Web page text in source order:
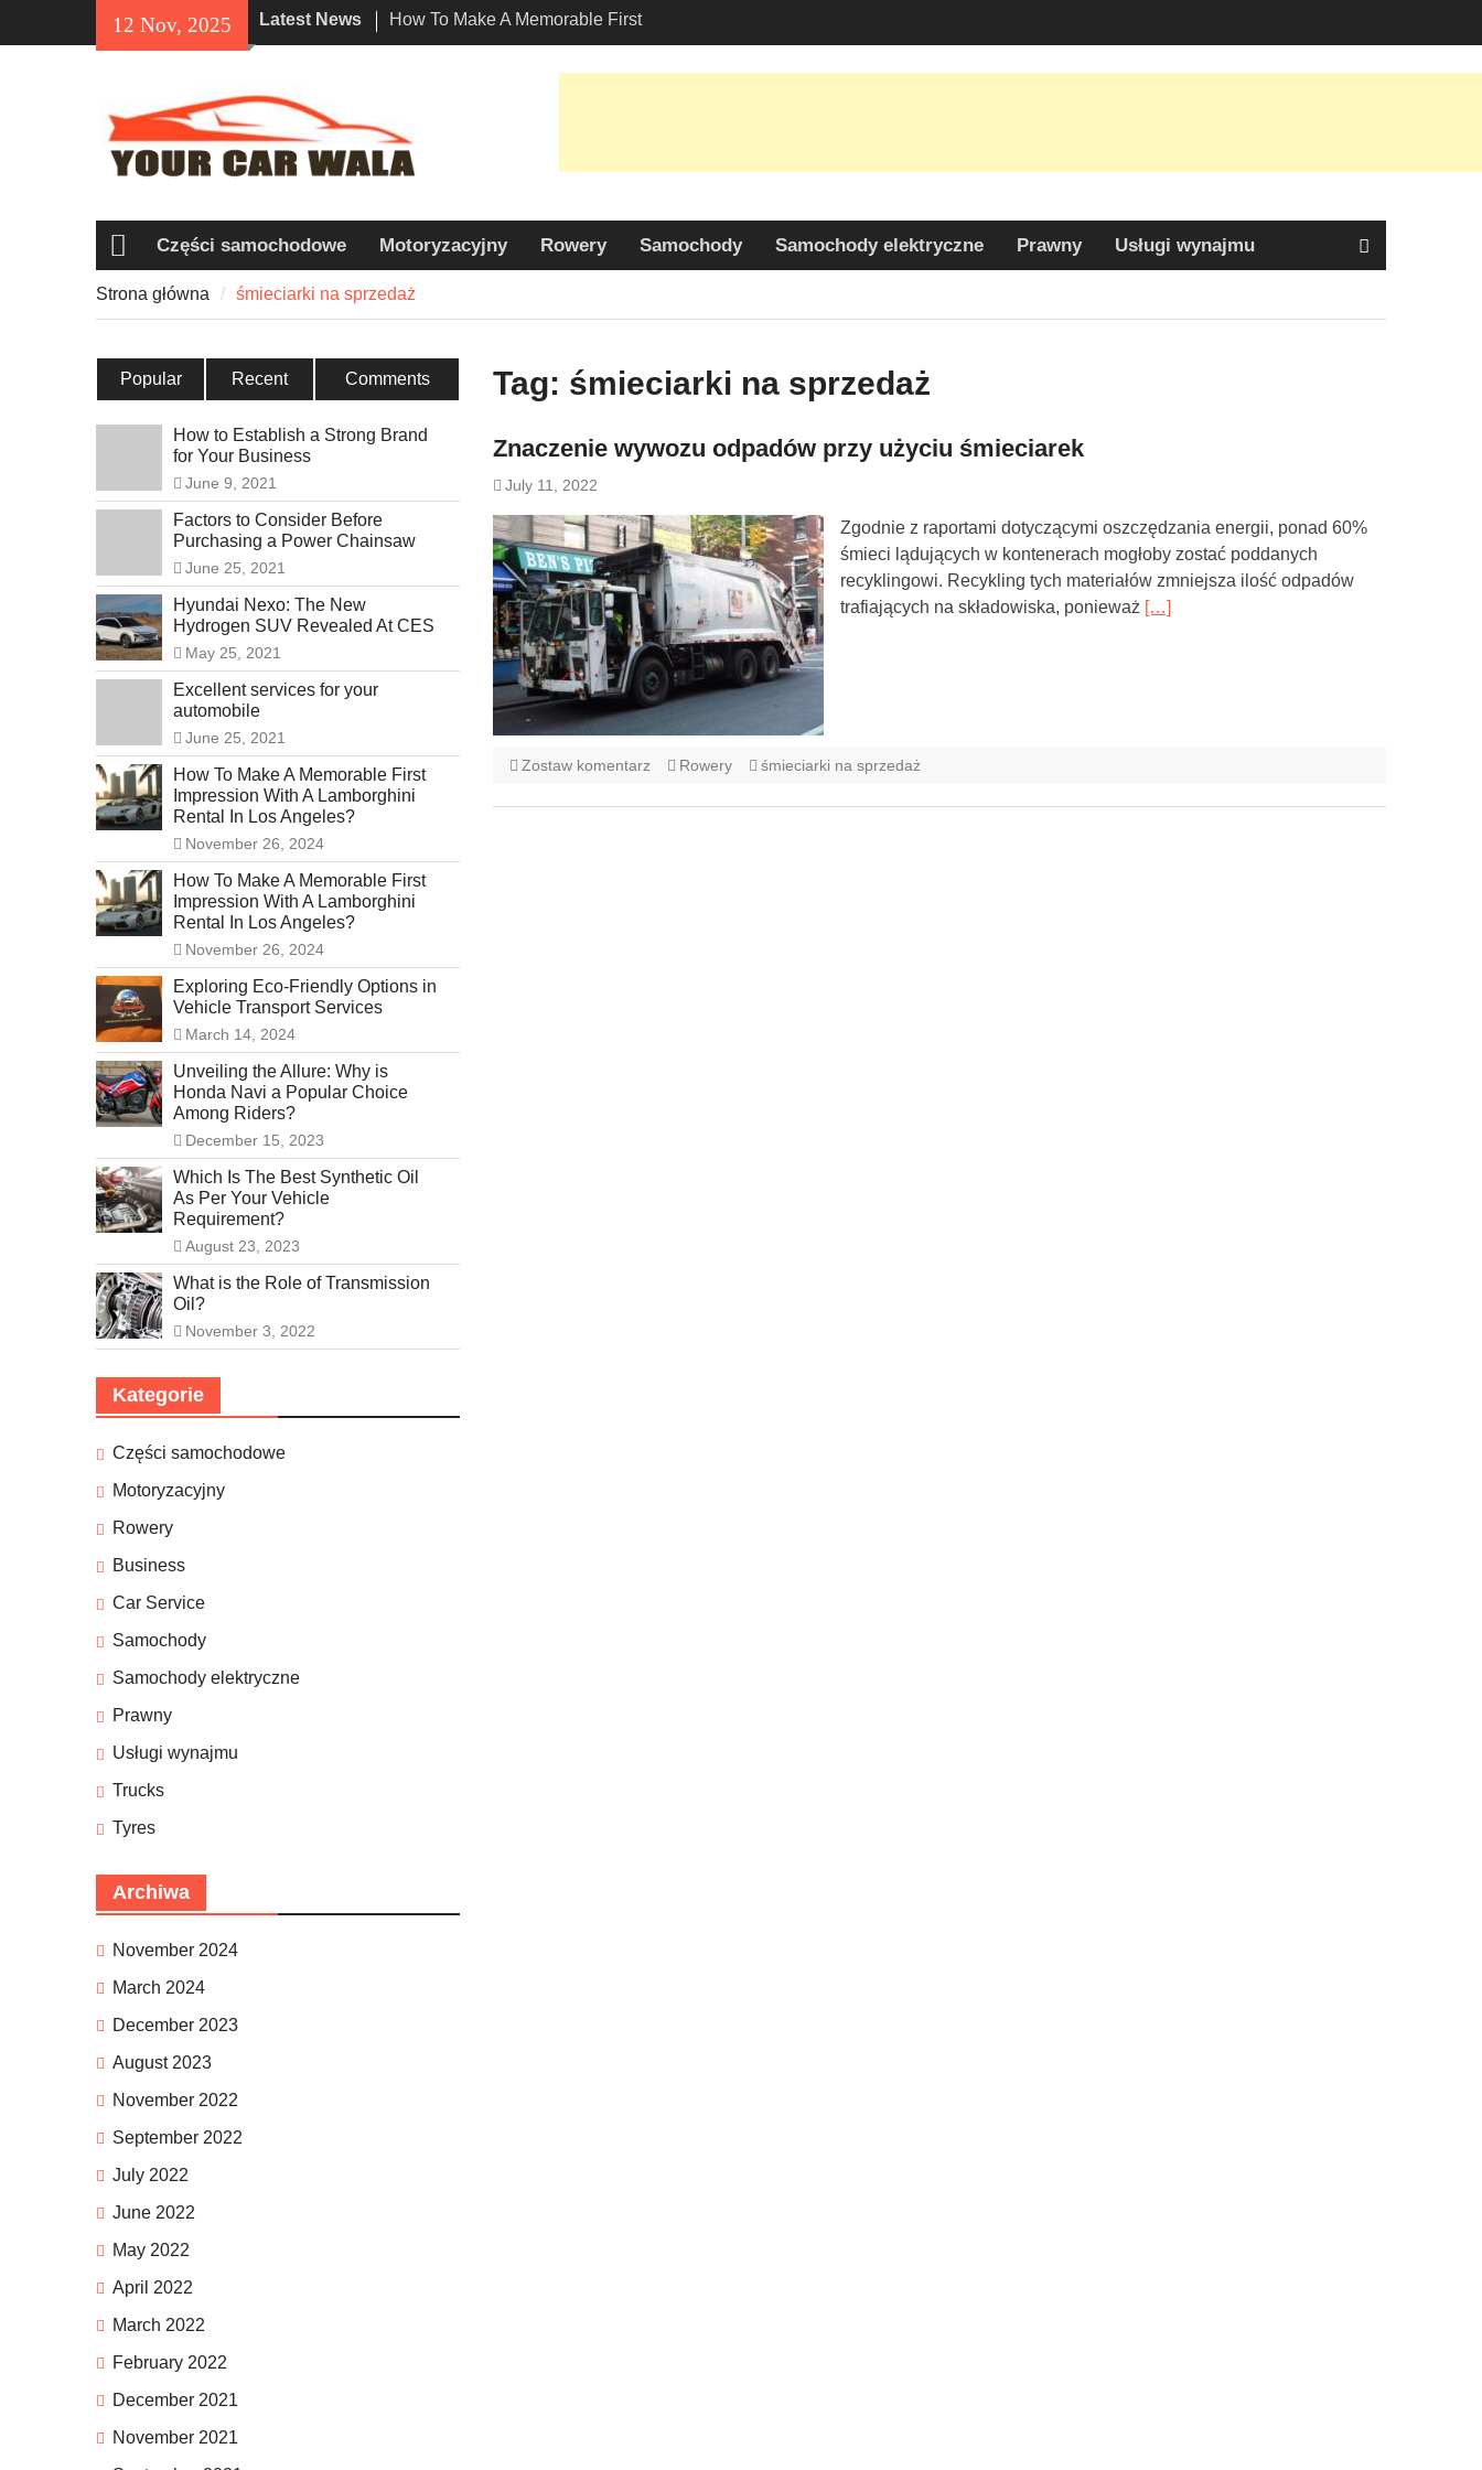
12 Nov, 2025 Latest News
How To Make A Memorable First
Impression With A Lamborghini
Rental In Los Angeles?
Unveiling the Allure: Why is Honda
Navi a Popular Choice Among
Strona
Części samochodowe Motoryzacyjny Rowery Samochody Samochody elektryczne Prawny Usługi wynajmu
Strona główna śmieciarki na sprzedaż
Tag: śmieciarki na sprzedaż
Znaczenie wywozu odpadów przy użyciu śmieciarek
July 11, 2022
Zgodnie z raportami dotyczącymi oszczędzania energii, ponad 60%
śmieci lądujących w kontenerach mogłoby zostać poddanych
recyklingowi. Recykling tych materiałów zmniejsza ilość odpadów
trafiających na składowiska, ponieważ […]
Zostaw komentarz Rowery śmieciarki na sprzedaż
Popular Recent Comments
How to Establish a Strong Brand
for Your Business
June 9, 2021
Factors to Consider Before
Purchasing a Power Chainsaw
June 25, 2021
Hyundai Nexo: The New
Hydrogen SUV Revealed At CES
May 25, 2021
Excellent services for your
automobile
June 25, 2021
How To Make A Memorable First
Impression With A Lamborghini
Rental In Los Angeles?
November 26, 2024
How To Make A Memorable First
Impression With A Lamborghini
Rental In Los Angeles?
November 26, 2024
Exploring Eco-Friendly Options in
Vehicle Transport Services
March 14, 2024
Unveiling the Allure: Why is
Honda Navi a Popular Choice
Among Riders?
December 15, 2023
Which Is The Best Synthetic Oil
As Per Your Vehicle
Requirement?
August 23, 2023
What is the Role of Transmission
Oil?
November 3, 2022
Kategorie
Części samochodowe
Motoryzacyjny
Rowery
Business
Car Service
Samochody
Samochody elektryczne
Prawny
Usługi wynajmu
Trucks
Tyres
Archiwa
November 2024
March 2024
December 2023
August 2023
November 2022
September 2022
July 2022
June 2022
May 2022
April 2022
March 2022
February 2022
December 2021
November 2021